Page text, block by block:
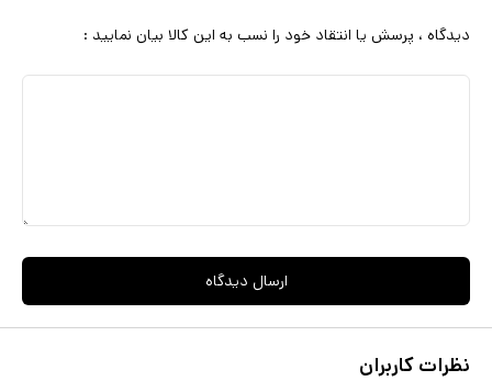
دیدگاه ، پرسش یا انتقاد خود را نسب به این کالا بیان نمایید :
ارسال دیدگاه
نظرات کاربران